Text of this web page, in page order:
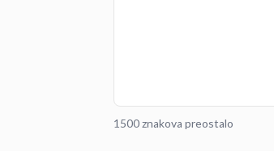
1500 znakova preostalo